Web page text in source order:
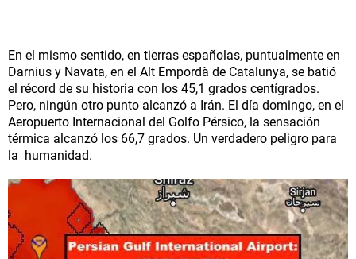
En el mismo sentido, en tierras españolas, puntualmente en
Darnius y Navata, en el Alt Empordà de Catalunya, se batió
el récord de su historia con los 45,1 grados centígrados.
Pero, ningún otro punto alcanzó a Irán. El día domingo, en el
Aeropuerto Internacional del Golfo Pérsico, la sensación
térmica alcanzó los 66,7 grados. Un verdadero peligro para
la humanidad.